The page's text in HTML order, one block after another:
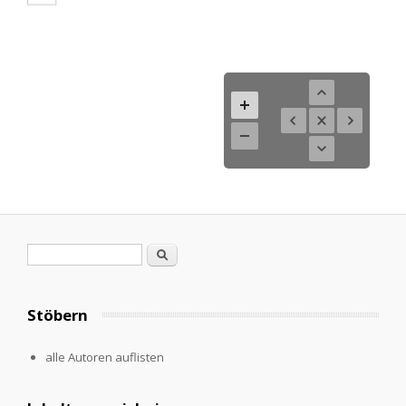
Search
Stöbern
alle Autoren auflisten